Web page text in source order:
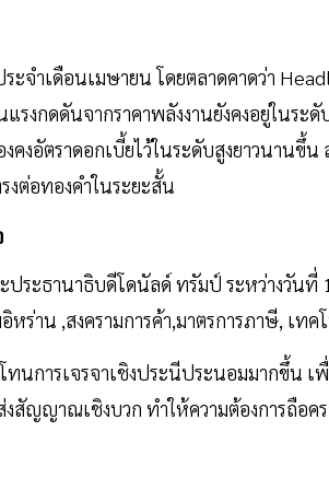
ะจำเดือนเมษายน โดยตลาดคาดว่า
งกดดันจากราคาพลังงานยังคงอยู่ในระ
งอัตราดอกเบี้ยไว้ในระดับสูงยาวนานขึ้น
ต่อทองคำในระยะสั้น
ระธานาธิบดีโดนัลด์ ทรัมป์ ระหว่างวันที่
ร่าน ,สงครามการค้า,มาตรการภาษี, เท
นการเจรจาเชิงประนีประนอมมากขึ้น
งสัญญาณเชิงบวก ทำให้ความต้องการถือ